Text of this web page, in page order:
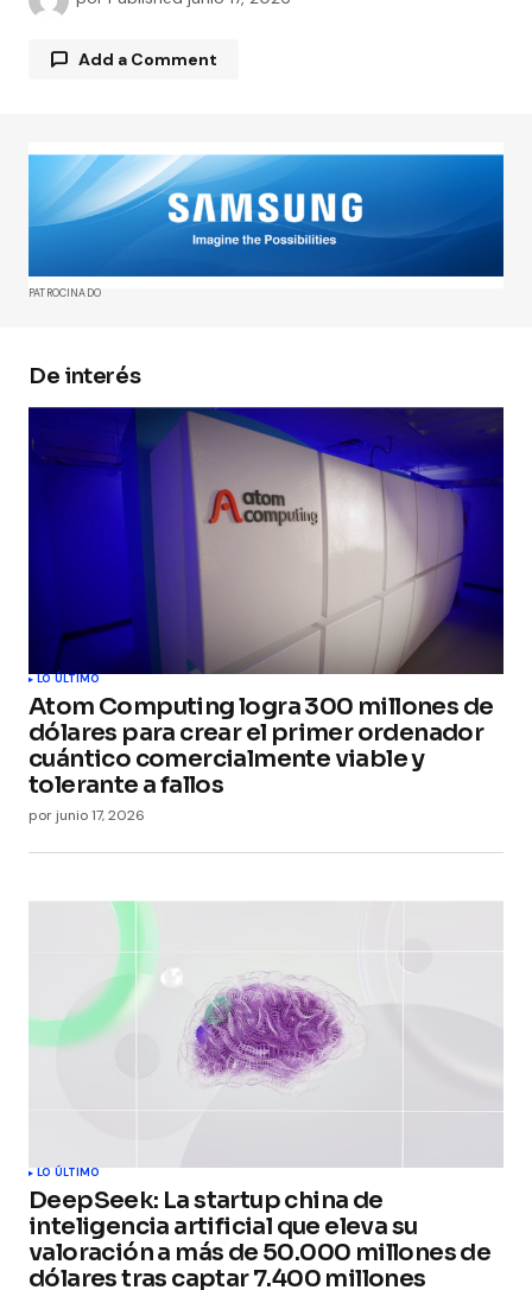
Add a Comment
Tu dirección de correo electrónico no será
publicada.Los campos obligatorios están
marcados con*
Comment*
Your Name
Guarda mi nombre, correo electrónico y web en
este navegador para la próxima vez que
Submit Comment
PATROCINADO
De interés
LO ÚLTIMO
Atom Computing logra 300 millones de
dólares para crear el primer ordenador
cuántico comercialmente viable y
tolerante a fallos
por junio 17, 2026
LO ÚLTIMO
DeepSeek: La startup china de
inteligencia artificial que eleva su
valoración a más de 50.000 millones de
dólares tras captar 7.400 millones